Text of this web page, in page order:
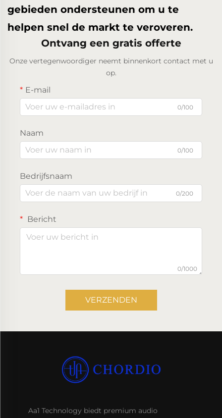
gebieden ondersteunen om u te
helpen snel de markt te veroveren.
Ontvang een gratis offerte
Onze vertegenwoordiger neemt binnenkort contact met u
op.
E-mail
0/100
Naam
0/100
Bedrijfsnaam
0/200
Bericht
0/1000
VERZENDEN
Aa1 Technology biedt premium audio